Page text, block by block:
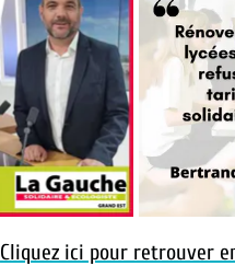
Cliquez ici pour retrouver